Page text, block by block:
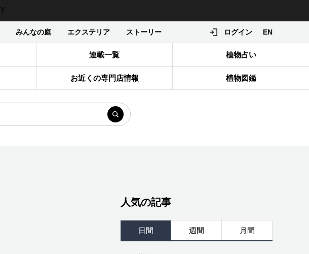
みんなの庭 エクステリア ストーリー ログイン EN
連載一覧 植物占い
お近くの専門店情報 植物図鑑
人気の記事
日間 週間 月間